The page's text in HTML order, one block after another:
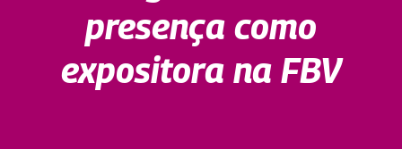
presença como
expositora na FBV